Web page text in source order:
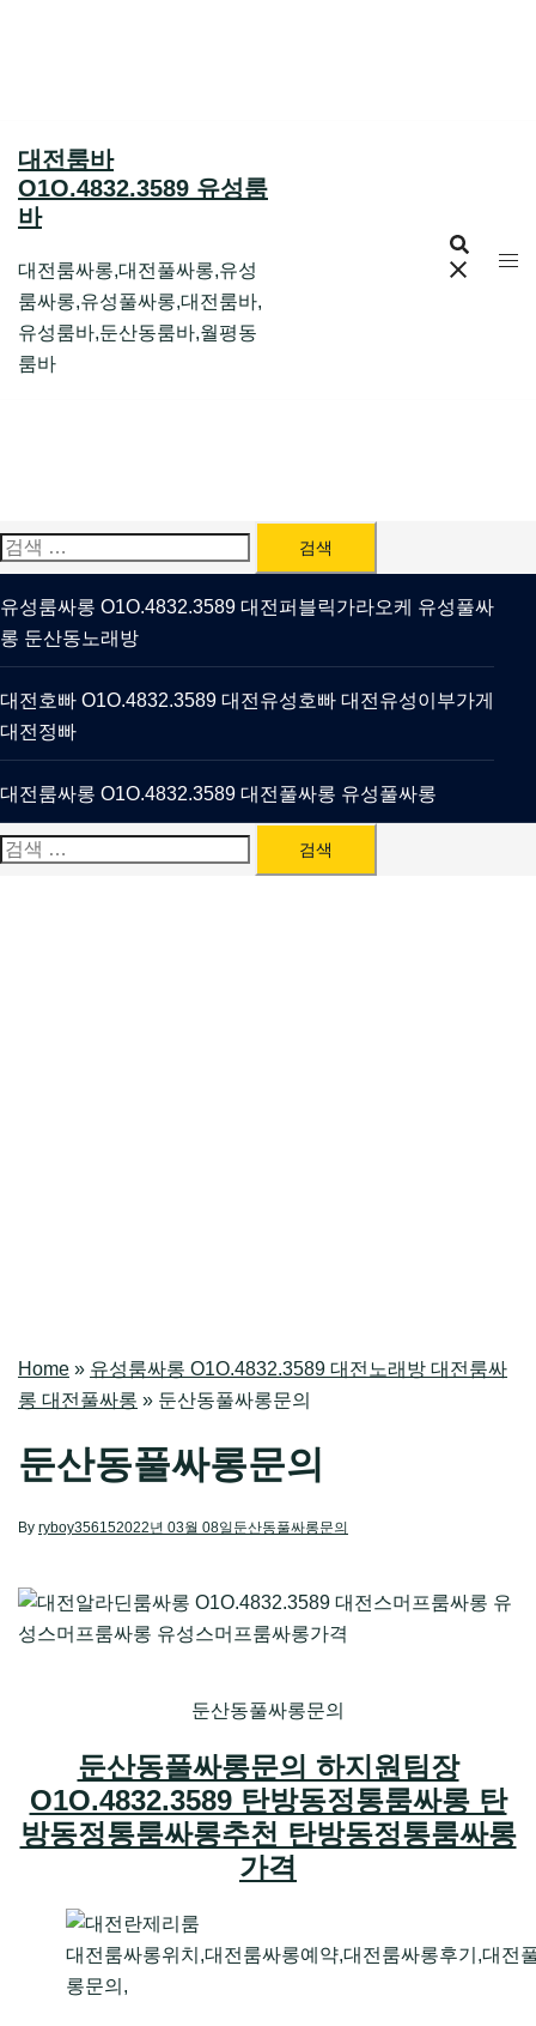
대전룸바
O1O.4832.3589 유성룸
바
대전룸싸롱,대전풀싸롱,유성
룸싸롱,유성풀싸롱,대전룸바,
유성룸바,둔산동룸바,월평동
룸바
검
색:
유성룸싸롱 O1O.4832.3589 대전퍼블릭가라오케 유성풀싸
롱 둔산동노래방
대전호빠 O1O.4832.3589 대전유성호빠 대전유성이부가게
대전정빠
대전룸싸롱 O1O.4832.3589 대전풀싸롱 유성풀싸롱
검
Home » 유성룸싸롱 O1O.4832.3589 대전노래방 대전룸싸
롱 대전풀싸롱 » 둔산동풀싸롱문의
둔산동풀싸롱문의
By ryboy356152022년 03월 08일 둔산동풀싸롱문의
둔산동풀싸롱문의
둔산동풀싸롱문의 하지원팀장
O1O.4832.3589 탄방동정통룸싸롱 탄
방동정통룸싸롱추천 탄방동정통룸싸롱
가격
대전룸싸롱위치,대전룸싸롱예약,대전룸싸롱후기,대전
롱문의,